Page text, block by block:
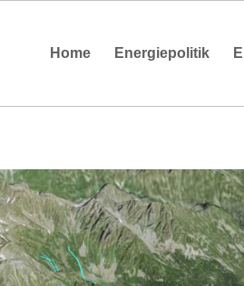
Home Energiepolitik